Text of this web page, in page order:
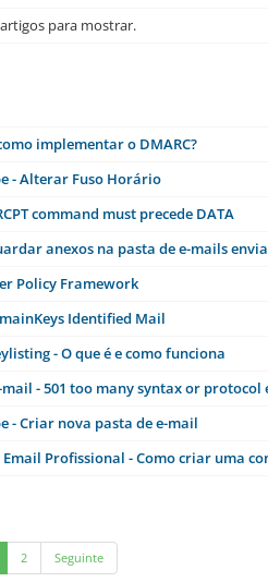
para mostrar.
implementar o DMARC?
- Alterar Fuso Horário
command must precede DATA
anexos na pasta de e-mails
Policy Framework
Identified Mail
- O que é e como funciona
mail - 501 too many syntax or protocol
- Criar nova pasta de e-mail
Email Profissional - Como criar uma
2 Seguinte